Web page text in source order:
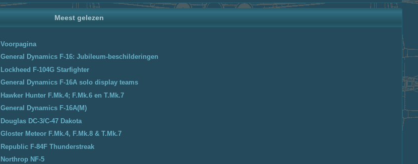
Meest gelezen
Voorpagina
General Dynamics F-16: Jubileum-beschilderingen
Lockheed F-104G Starfighter
General Dynamics F-16A solo display teams
Hawker Hunter F.Mk.4; F.Mk.6 en T.Mk.7
General Dynamics F-16A(M)
Douglas DC-3/C-47 Dakota
Gloster Meteor F.Mk.4, F.Mk.8 & T.Mk.7
Republic F-84F Thunderstreak
Northrop NF-5